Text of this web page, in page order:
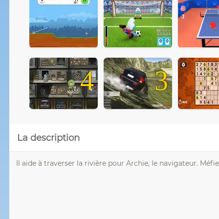
4 3
La description
Il aide à traverser la rivière pour Archie, le navigateur.